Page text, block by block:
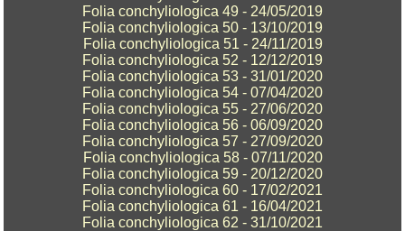
Folia conchyliologica 49 - 24/05/2019
Folia conchyliologica 50 - 13/10/2019
Folia conchyliologica 51 - 24/11/2019
Folia conchyliologica 52 - 12/12/2019
Folia conchyliologica 53 - 31/01/2020
Folia conchyliologica 54 - 07/04/2020
Folia conchyliologica 55 - 27/06/2020
Folia conchyliologica 56 - 06/09/2020
Folia conchyliologica 57 - 27/09/2020
Folia conchyliologica 58- 07/11/2020
Folia conchyliologica 59 - 20/12/2020
Folia conchyliologica 60 - 17/02/2021
Folia conchyliologica 61 - 16/04/2021
Folia conchyliologica 62 - 31/10/2021